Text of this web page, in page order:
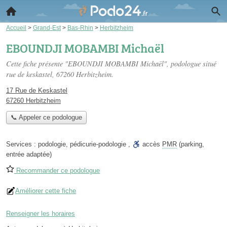
Accueil > Grand-Est > Bas-Rhin > Herbitzheim
EBOUNDJI MOBAMBI Michaël
Cette fiche présente "EBOUNDJI MOBAMBI Michaël", podologue situé
rue de keskastel, 67260 Herbitzheim.
17 Rue de Keskastel
67260 Herbitzheim
📞 Appeler ce podologue
Services : podologie, pédicurie-podologie , accès PMR (parking,
entrée adaptée)
Recommander ce podologue
Améliorer cette fiche
Renseigner les horaires